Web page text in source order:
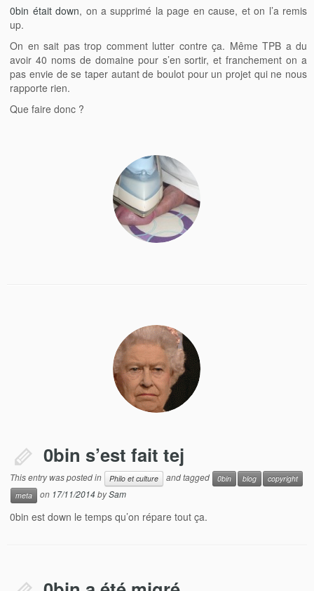
0bin était down, on a supprimé la page en cause, et on l’a remis
up.
On en sait pas trop comment lutter contre ça. Même TPB a du
avoir 40 noms de domaine pour s’en sortir, et franchement on a
pas envie de se taper autant de boulot pour un projet qui ne nous
rapporte rien.
Que faire donc ?
0bin s’est fait tej
This entry was posted in Philo et culture and tagged 0bin blog
copyright
meta
on 17/11/2014bySam
0bin est down le temps qu’on répare tout ça.